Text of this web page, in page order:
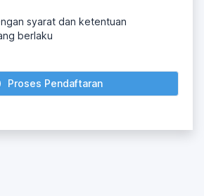
syarat dan ketentuan
berlaku
Proses Pendaftaran